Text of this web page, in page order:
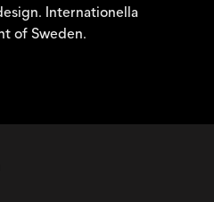
Internationella
of Sweden.